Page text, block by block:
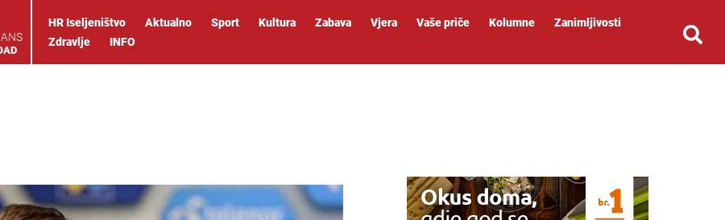
HR Iseljeništvo Aktualno Sport Kultura Zabava Vjera Vaše priče Kolumne
Zanimljivosti
Zdravlje
INFO